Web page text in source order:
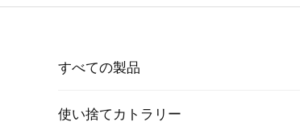
すべての製品
使い捨てカトラリー